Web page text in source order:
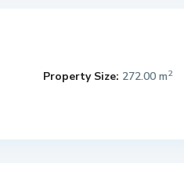
Property Size: 272.00 m2